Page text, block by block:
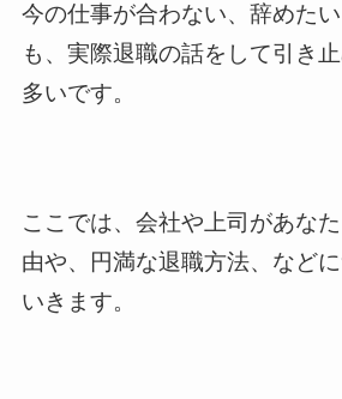
今の仕事が合わない、辞めた
も、実際退職の話をして引き
多いです。
ここでは、会社や上司があな
由や、円満な退職方法、など
いきます。